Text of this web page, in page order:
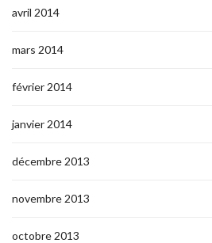
avril 2014
mars 2014
février 2014
janvier 2014
décembre 2013
novembre 2013
octobre 2013